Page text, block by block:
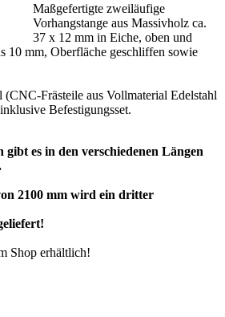
Maßgefertigte zweiläufige
Vorhangstange aus Massivholz ca.
37 x 12 mm in Eiche, oben und
10 mm, Oberfläche geschliffen sowie
(CNC-Frästeile aus Vollmaterial Edelstahl
Befestigungsset.
gibt es in den verschiedenen Längen
2100 mm wird ein dritter
Shop erhältlich!